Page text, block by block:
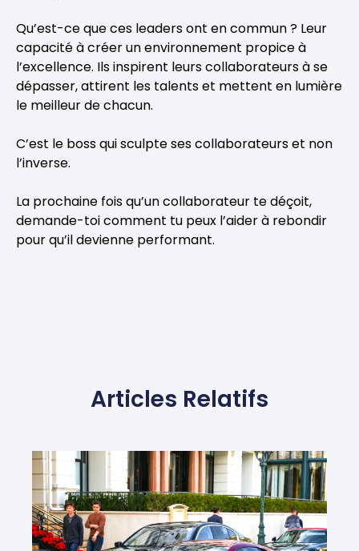
Qu’est-ce que ces leaders ont en commun ? Leur
capacité à créer un environnement propice à
l’excellence. Ils inspirent leurs collaborateurs à se
dépasser, attirent les talents et mettent en lumière
le meilleur de chacun.
C’est le boss qui sculpte ses collaborateurs et non
l’inverse.
La prochaine fois qu’un collaborateur te déçoit,
demande-toi comment tu peux l’aider à rebondir
pour qu’il devienne performant.
Articles Relatifs